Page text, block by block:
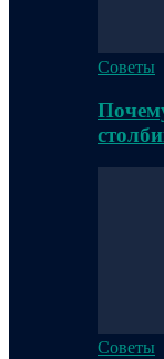
Советы
Советы